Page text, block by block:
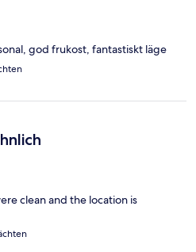
god frukost, fantastiskt läge
clean and the location is